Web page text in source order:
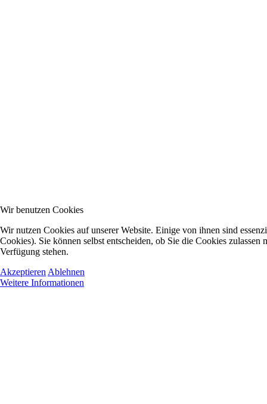
Wir benutzen Cookies
Wir nutzen Cookies auf unserer Website. Einige von ihnen sind
Cookies). Sie können selbst entscheiden, ob Sie die Cookies
Verfügung stehen.
Akzeptieren Ablehnen
Weitere Informationen